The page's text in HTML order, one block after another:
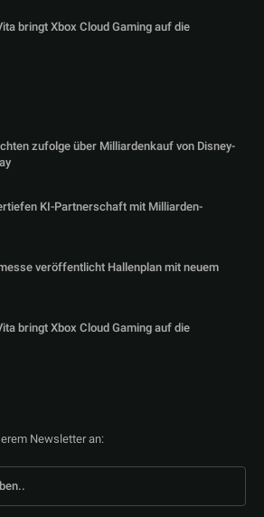
bringt Xbox Cloud Gaming auf die
zufolge über Milliardenkauf von Disney-
KI-Partnerschaft mit Milliarden-
veröffentlicht Hallenplan mit neuem
bringt Xbox Cloud Gaming auf die
Newsletter an: